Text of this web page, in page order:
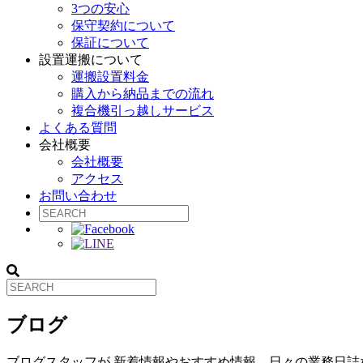
3つの安心
保守契約について
保証について
設置運搬について
運搬設置料金
購入から納品までの流れ
複合機引っ越しサービス
よくある質問
会社概要
会社概要
アクセス
お問い合わせ
ブログ